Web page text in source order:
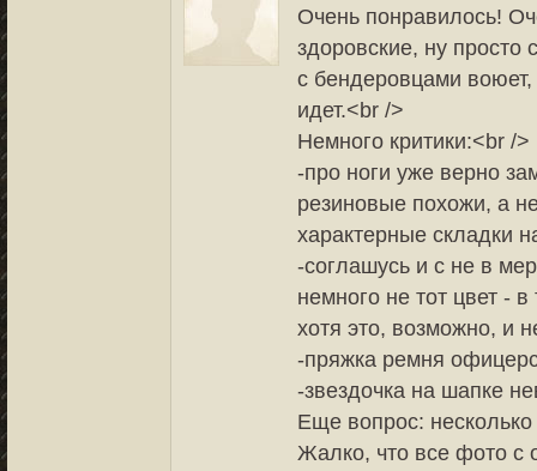
Очень понравилось!
здоровские, ну просто
с бендеровцами
идет.<br />
Немного критики:<br />
-про ноги уже верно
резиновые похожи, а
характерные складки
-соглашусь и с не в
немного не тот цвет -
хотя это, возможно, и
-пряжка ремня
-звездочка на шапке
Еще вопрос:
Жалко, что все фото с